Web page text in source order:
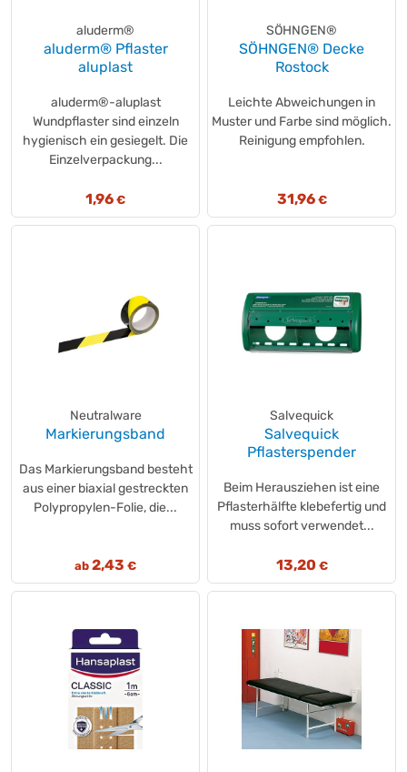
aluderm®
aluderm® Pflaster
aluplast
aluderm®-aluplast
Wundpflaster sind einzeln
hygienisch ein gesiegelt. Die
Einzelverpackung...
1,96 €
SÖHNGEN®
SÖHNGEN® Decke
Rostock
Leichte Abweichungen in
Muster und Farbe sind möglich.
Reinigung empfohlen.
31,96€
Neutralware
Markierungsband
Das Markierungsband besteht
aus einer biaxial gestreckten
Polypropylen-Folie, die...
ab 2,43 €
Salvequick
Salvequick
Pflasterspender
Beim Herausziehen ist eine
Pflasterhälfte klebefertig und
muss sofort verwendet...
13,20 €